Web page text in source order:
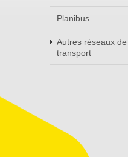
Planibus
Autres réseaux de
transport